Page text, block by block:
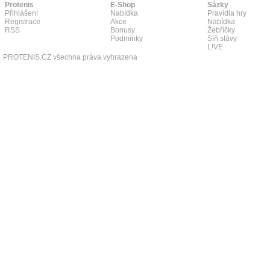
Protenis
Přihlášení
Registrace
RSS
E-Shop
Nabídka
Akce
Bonusy
Podmínky
Sázky
Pravidla hry
Nabídka
Žebříčky
Síň slávy
L!VE
PROTENIS.CZ všechna práva vyhrazena